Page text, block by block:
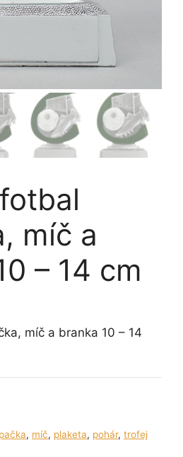
míč a
– 14 cm
míč a branka 10 – 14
, míč, plaketa, pohár, trofej